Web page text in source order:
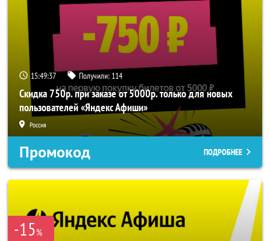
15:49:37 Получили: 114
Скидка 750р. при заказе от 5000р. только для новых
пользователей «Яндекс Афиши»
Россия
Промокод ПОДРОБНЕЕ
-15%